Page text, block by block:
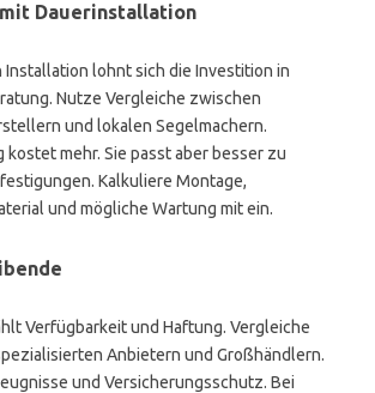
Dauerinstallation
Installation lohnt sich die Investition in
Nutze Vergleiche zwischen
und lokalen Segelmachern.
mehr. Sie passt aber besser zu
Kalkuliere Montage,
und mögliche Wartung mit ein.
Verfügbarkeit und Haftung. Vergleiche
Anbietern und Großhändlern.
und Versicherungsschutz. Bei